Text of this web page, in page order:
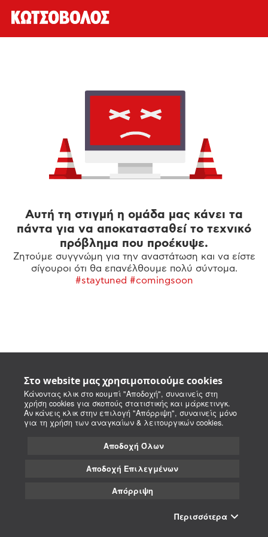
Στο website μας χρησιμοποιούμε cookies
Κάνοντας κλικ στο κουμπί "Αποδοχή", συναινείς στη
χρήση cookies για σκοπούς στατιστικής και μάρκετινγκ.
Αν κάνεις κλικ στην επιλογή "Απόρριψη", συναινείς μόνο
για τη χρήση των αναγκαίων & λειτουργικών cookies.
Αποδοχή Όλων
Αποδοχή Επιλεγμένων
Απόρριψη
Περισσότερα
Αυτή τη στιγμή η ομάδα μας κάνει τα
πάντα για να αποκατασταθεί το τεχνικό
πρόβλημα που προέκυψε.
Ζητούμε συγγνώμη για την αναστάτωση και να είστε
σίγουροι ότι θα επανέλθουμε πολύ σύντομα.
#staytuned #comingsoon